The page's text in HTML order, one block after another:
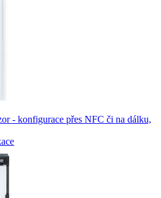
- konfigurace přes NFC či na dálku,